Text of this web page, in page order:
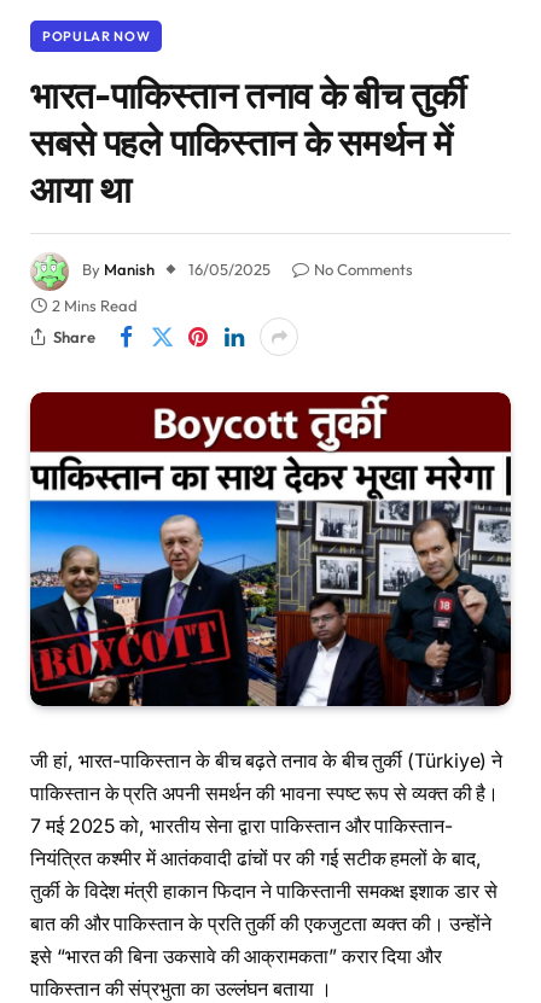
POPULAR NOW
भारत-पाकिस्तान तनाव के बीच तुर्की
सबसे पहले पाकिस्तान के समर्थन में
आया था
By Manish 16/05/2025
No Comments
2 Mins Read
Share
जी हां, भारत-पाकिस्तान के बीच बढ़ते तनाव के बीच तुर्की (Türkiye) ने
पाकिस्तान के प्रति अपनी समर्थन की भावना स्पष्ट रूप से व्यक्त की है।
7 मई 2025 को, भारतीय सेना द्वारा पाकिस्तान और पाकिस्तान-
नियंत्रित कश्मीर में आतंकवादी ढांचों पर की गई सटीक हमलों के बाद,
तुर्की के विदेश मंत्री हाकान फिदान ने पाकिस्तानी समकक्ष इशाक डार से
बात की और पाकिस्तान के प्रति तुर्की की एकजुटता व्यक्त की। उन्होंने
इसे “भारत की बिना उकसावे की आक्रामकता” करार दिया और
पाकिस्तान की संप्रभुता का उल्लंघन बताया ।